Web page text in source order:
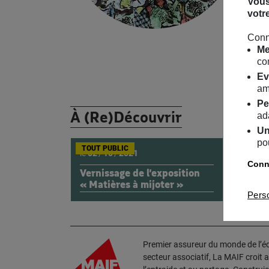
À (Re)Découvrir
Vernissage de l’exposition
« Matières à mijoter »
le02/10/2021
TOUT PUBLIC
Premier assureur du monde de
secteur associatif, La MAIF croit